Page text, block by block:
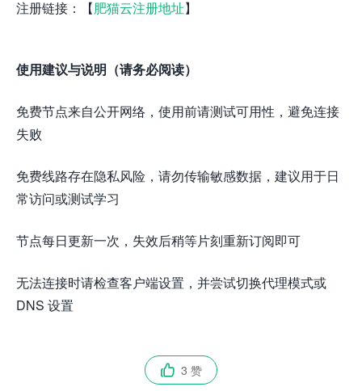
注册链接：【肥猫云注册地址】
使用建议与说明（请务必阅读）
免费节点来自公开网络，使用前请测试可用性，避免连接
失败
免费线路存在隐私风险，请勿传输敏感数据，建议用于日
常访问或测试学习
节点每日更新一次，失效后稍等片刻重新订阅即可
无法连接时请检查客户端设置，并尝试切换代理模式或
DNS 设置
 3 赞